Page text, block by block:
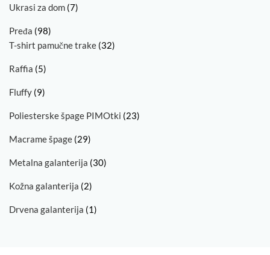
Ukrasi za dom (7)
Pređa (98)
T-shirt pamučne trake (32)
Raffia (5)
Fluffy (9)
Poliesterske špage PIMOtki (23)
Macrame špage (29)
Metalna galanterija (30)
Kožna galanterija (2)
Drvena galanterija (1)